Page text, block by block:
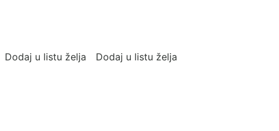
Dodaj u listu želja
Dodaj u listu želja